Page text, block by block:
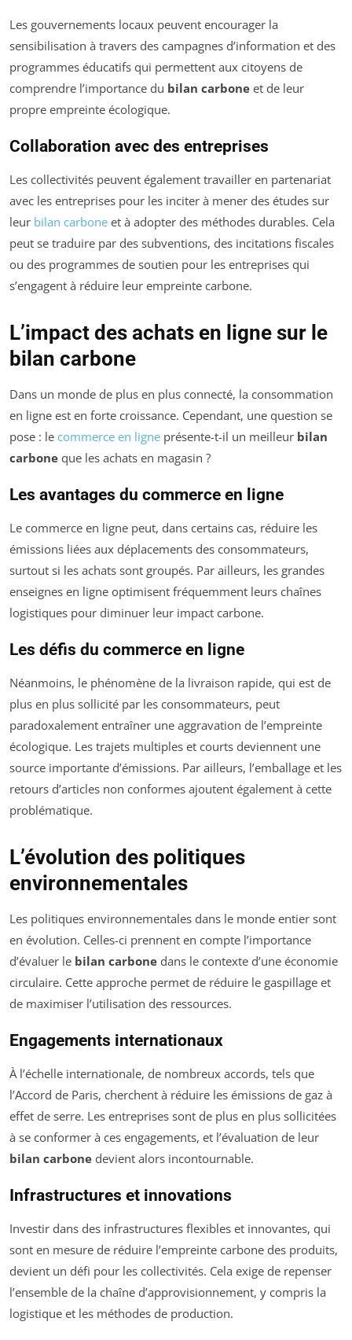
Les gouvernements locaux peuvent encourager la
sensibilisation à travers des campagnes d’information et des
programmes éducatifs qui permettent aux citoyens de
comprendre l’importance du bilan carbone et de leur
propre empreinte écologique.
Collaboration avec des entreprises
Les collectivités peuvent également travailler en partenariat
avec les entreprises pour les inciter à mener des études sur
leur bilan carbone et à adopter des méthodes durables. Cela
peut se traduire par des subventions, des incitations fiscales
ou des programmes de soutien pour les entreprises qui
s’engagent à réduire leur empreinte carbone.
L’impact des achats en ligne sur le
bilan carbone
Dans un monde de plus en plus connecté, la consommation
en ligne est en forte croissance. Cependant, une question se
pose : le commerce en ligne présente-t-il un meilleur bilan
carbone que les achats en magasin ?
Les avantages du commerce en ligne
Le commerce en ligne peut, dans certains cas, réduire les
émissions liées aux déplacements des consommateurs,
surtout si les achats sont groupés. Par ailleurs, les grandes
enseignes en ligne optimisent fréquemment leurs chaînes
logistiques pour diminuer leur impact carbone.
Les défis du commerce en ligne
Néanmoins, le phénomène de la livraison rapide, qui est de
plus en plus sollicité par les consommateurs, peut
paradoxalement entraîner une aggravation de l’empreinte
écologique. Les trajets multiples et courts deviennent une
source importante d’émissions. Par ailleurs, l’emballage et les
retours d’articles non conformes ajoutent également à cette
problématique.
L’évolution des politiques
environnementales
Les politiques environnementales dans le monde entier sont
en évolution. Celles-ci prennent en compte l’importance
d’évaluer le bilan carbone dans le contexte d’une économie
circulaire. Cette approche permet de réduire le gaspillage et
de maximiser l’utilisation des ressources.
Engagements internationaux
À l’échelle internationale, de nombreux accords, tels que
l’Accord de Paris, cherchent à réduire les émissions de gaz à
effet de serre. Les entreprises sont de plus en plus sollicitées
à se conformer à ces engagements, et l’évaluation de leur
bilan carbone devient alors incontournable.
Infrastructures et innovations
Investir dans des infrastructures flexibles et innovantes, qui
sont en mesure de réduire l’empreinte carbone des produits,
devient un défi pour les collectivités. Cela exige de repenser
l’ensemble de la chaîne d’approvisionnement, y compris la
logistique et les méthodes de production.